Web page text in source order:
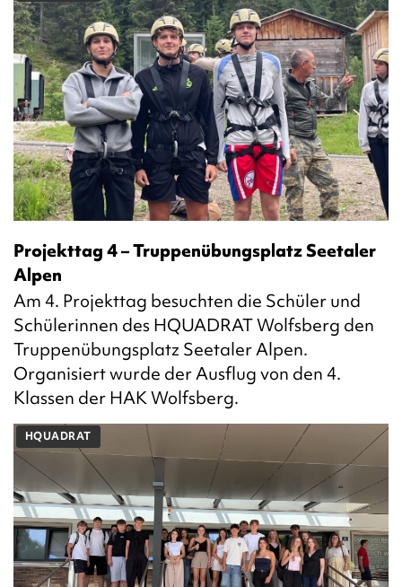
Projekttag 4 – Truppenübungsplatz Seetaler
Alpen
Am 4. Projekttag besuchten die Schüler und
Schülerinnen des HQUADRAT Wolfsberg den
Truppenübungsplatz Seetaler Alpen.
Organisiert wurde der Ausflug von den 4.
Klassen der HAK Wolfsberg.
HQUADRAT